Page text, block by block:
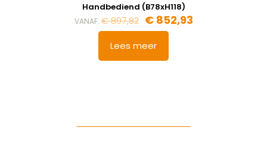
Handbediend (B78xH118)
VANAF:€897,82 €852,93
Lees meer